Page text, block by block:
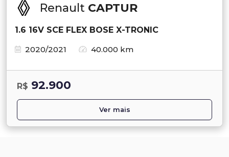
Renault CAPTUR
1.6 16V SCE FLEX BOSE X-TRONIC
2020/2021
40.000 km
R$ 92.900
Ver mais